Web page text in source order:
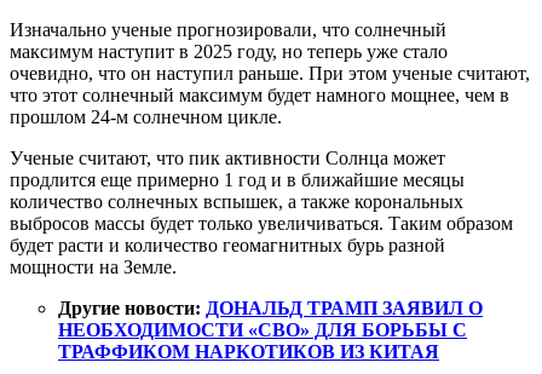
Изначально ученые прогнозировали, что солнечный
максимум наступит в 2025 году, но теперь уже стало
очевидно, что он наступил раньше. При этом ученые считают,
что этот солнечный максимум будет намного мощнее, чем в
прошлом 24-м солнечном цикле.
Ученые считают, что пик активности Солнца может
продлится еще примерно 1 год и в ближайшие месяцы
количество солнечных вспышек, а также корональных
выбросов массы будет только увеличиваться. Таким образом
будет расти и количество геомагнитных бурь разной
мощности на Земле.
Другие новости: ДОНАЛЬД ТРАМП ЗАЯВИЛ О
НЕОБХОДИМОСТИ «СВО» ДЛЯ БОРЬБЫ С
ТРАФФИКОМ НАРКОТИКОВ ИЗ КИТАЯ